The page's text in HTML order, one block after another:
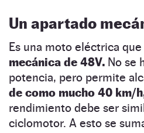
Un apartado
Es una moto eléctrica
mecánica de 48V. No se
potencia, pero permite
de como mucho 40 km/
rendimiento debe ser
ciclomotor. A esto se